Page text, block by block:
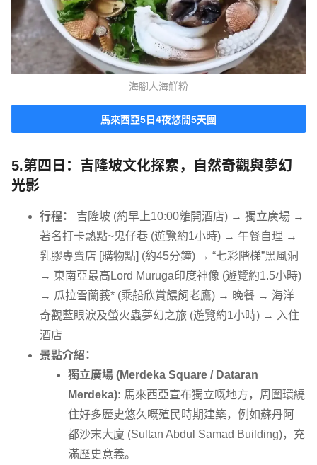
海腳人海鮮粉
馬來西亞5日4夜悠閒5天團
5.第四日：吉隆坡文化探索，自然奇觀與夢幻
光影
行程：
吉隆坡 (約早上10:00離開酒店) → 獨立廣場 →
著名打卡熱點~鬼仔巷 (遊覽約1小時) → 午餐自理 →
乳膠專賣店 [購物點] (約45分鐘) → “七彩階梯”黑風洞
→ 東南亞最高Lord Muruga印度神像 (遊覽約1.5小時)
→ 瓜拉雪蘭莪* (乘船欣賞餵飼老鷹) → 晚餐 → 海洋
奇觀藍眼淚及螢火蟲夢幻之旅 (遊覽約1小時) → 入住
酒店
景點介紹：
獨立廣場 (Merdeka Square / Dataran
Merdeka): 馬來西亞宣布獨立嘅地方，周圍環繞
住好多歷史悠久嘅殖民時期建築，例如蘇丹阿
都沙末大廈 (Sultan Abdul Samad Building)，充
滿歷史意義。